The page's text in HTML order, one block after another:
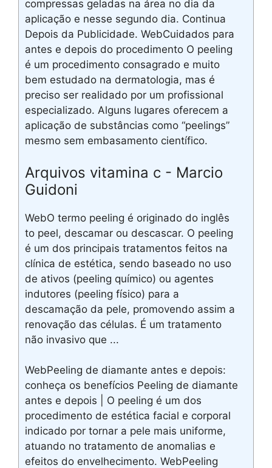
compressas geladas na área no dia da
aplicação e nesse segundo dia. Continua
Depois da Publicidade. WebCuidados para
antes e depois do procedimento O peeling
é um procedimento consagrado e muito
bem estudado na dermatologia, mas é
preciso ser realidado por um profissional
especializado. Alguns lugares oferecem a
aplicação de substâncias como “peelings”
mesmo sem embasamento científico.
Arquivos vitamina c - Marcio
Guidoni
WebO termo peeling é originado do inglês
to peel, descamar ou descascar. O peeling
é um dos principais tratamentos feitos na
clínica de estética, sendo baseado no uso
de ativos (peeling químico) ou agentes
indutores (peeling físico) para a
descamação da pele, promovendo assim a
renovação das células. É um tratamento
não invasivo que ...
WebPeeling de diamante antes e depois:
conheça os benefícios Peeling de diamante
antes e depois | O peeling é um dos
procedimento de estética facial e corporal
indicado por tornar a pele mais uniforme,
atuando no tratamento de anomalias e
efeitos do envelhecimento. WebPeeling